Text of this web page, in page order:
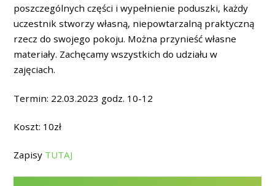
poszczególnych części i wypełnienie poduszki, każdy
uczestnik stworzy własną, niepowtarzalną praktyczną
rzecz do swojego pokoju. Można przynieść własne
materiały. Zachęcamy wszystkich do udziału w
zajęciach.
Termin: 22.03.2023 godz. 10-12
Koszt: 10zł
Zapisy TUTAJ